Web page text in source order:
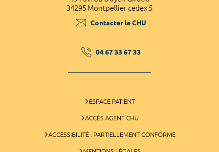
34295 Montpellier cedex 5
Contacter le CHU
04 67 33 67 33
ESPACE PATIENT
ACCÈS AGENT CHU
ACCESSIBILITÉ : PARTIELLEMENT CONFORME